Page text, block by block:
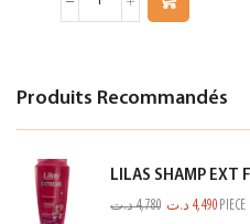
Produits Recommandés
4,780د.ت 4,490 د.ت PIECE